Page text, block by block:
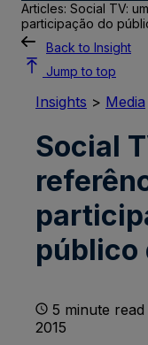
Articles: Social TV:
participação do
Back to Insight
Jump to top
Insights > Media
Social
público
5 minute
2015